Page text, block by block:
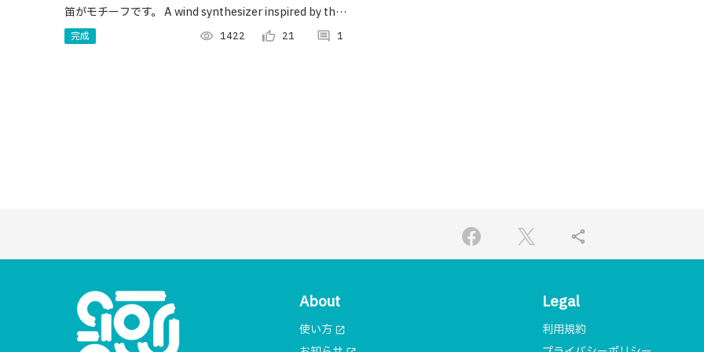
笛がモチーフです。 A wind synthesizer inspired by the
Chinese gourd flute.
完成 visibility 1422 thumb_up_alt 21 comment 1
share
About
使い方 open_in_new
Legal
利用規約